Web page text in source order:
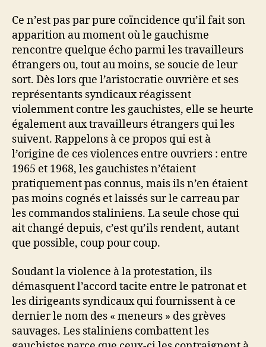
Ce n’est pas par pure coïncidence qu’il fait son
apparition au moment où le gauchisme
rencontre quelque écho parmi les travailleurs
étrangers ou, tout au moins, se soucie de leur
sort. Dès lors que l’aristocratie ouvrière et ses
représentants syndicaux réagissent
violemment contre les gauchistes, elle se heurte
également aux travailleurs étrangers qui les
suivent. Rappelons à ce propos qui est à
l’origine de ces violences entre ouvriers : entre
1965 et 1968, les gauchistes n’étaient
pratiquement pas connus, mais ils n’en étaient
pas moins cognés et laissés sur le carreau par
les commandos staliniens. La seule chose qui
ait changé depuis, c’est qu’ils rendent, autant
que possible, coup pour coup.
Soudant la violence à la protestation, ils
démasquent l’accord tacite entre le patronat et
les dirigeants syndicaux qui fournissent à ce
dernier le nom des « meneurs » des grèves
sauvages. Les staliniens combattent les